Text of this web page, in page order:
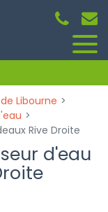
Libourne
Rive Droite
d'eau